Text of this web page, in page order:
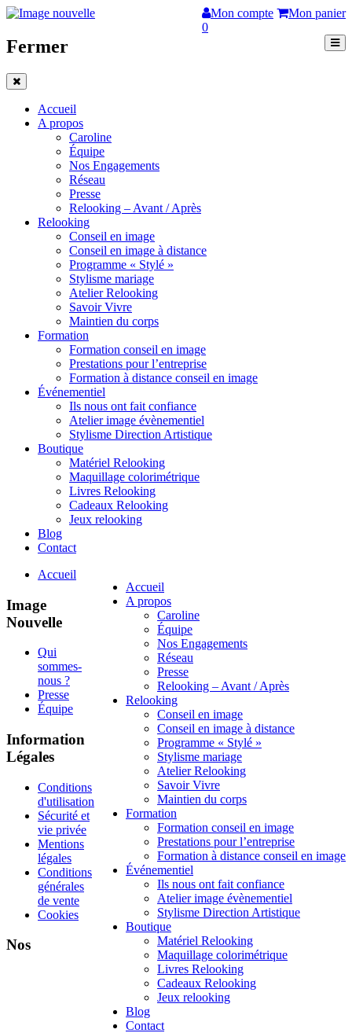
Mon compte
Mon panier
0
Fermer
Accueil
A propos
Caroline
Équipe
Nos Engagements
Réseau
Presse
Relooking – Avant / Après
Relooking
Conseil en image
Conseil en image à distance
Programme « Stylé »
Stylisme mariage
Atelier Relooking
Savoir Vivre
Maintien du corps
Formation
Formation conseil en image
Prestations pour l’entreprise
Formation à distance conseil en image
Événementiel
Ils nous ont fait confiance
Atelier image évènementiel
Stylisme Direction Artistique
Boutique
Matériel Relooking
Maquillage colorimétrique
Livres Relooking
Cadeaux Relooking
Jeux relooking
Blog
Contact
Accueil
A propos
Caroline
Équipe
Nos Engagements
Réseau
Presse
Relooking – Avant / Après
Relooking
Conseil en image
Conseil en image à distance
Programme « Stylé »
Stylisme mariage
Atelier Relooking
Savoir Vivre
Maintien du corps
Formation
Formation conseil en image
Prestations pour l’entreprise
Formation à distance conseil en image
Événementiel
Ils nous ont fait confiance
Atelier image évènementiel
Stylisme Direction Artistique
Boutique
Matériel Relooking
Maquillage colorimétrique
Livres Relooking
Cadeaux Relooking
Jeux relooking
Blog
Contact
Accueil
Image
Nouvelle
Qui
sommes-
nous ?
Presse
Équipe
Information
Légales
Conditions
d'utilisation
Sécurité et
vie privée
Mentions
légales
Conditions
générales
de vente
Cookies
Nos